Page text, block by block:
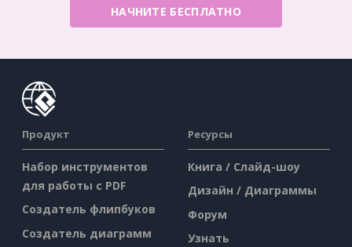
НАЧНИТЕ БЕСПЛАТНО
Продукт
Набор инструментов
для работы с PDF
Создатель флипбуков
Создатель диаграмм
Ресурсы
Книга / Слайд-шоу
Дизайн / Диаграммы
Форум
Узнать